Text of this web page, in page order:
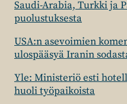
Saudi-Arabia, Turkki ja
puolustuksesta
USA:n asevoimien
ulospääsyä Iranin
Yle: Ministeriö esti
huoli työpaikoista